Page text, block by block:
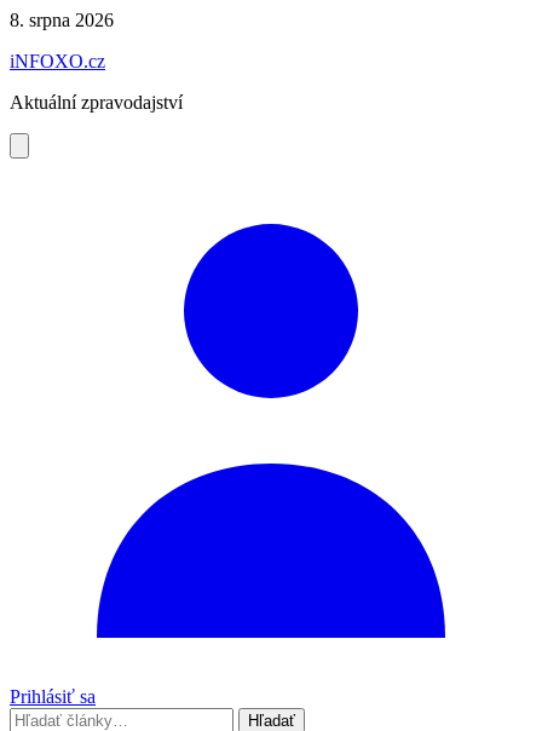
Preskočiť
obsah
8. srpna 2026
iNFOXO.cz
Aktuální zpravodajství
Prihlásiť sa
Hľadať
Hľadať